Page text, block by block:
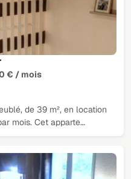
€ / mois
de 39 m², en location
mois. Cet apparte…